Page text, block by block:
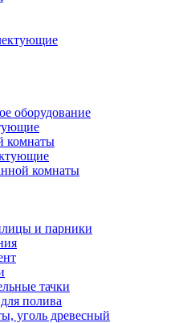
оборудование
комнаты
комнаты
и парники
тачки
полива
уголь древесный